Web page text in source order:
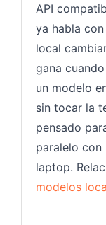
API
ya habla
local
gana
un modelo
sin tocar la
pensado
paralelo
laptop.
modelos